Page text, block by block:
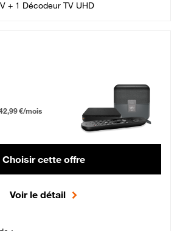
+ 1 Décodeur TV UHD
Fibre
12 mois puis 42,99 € par mois, Engagement 12 mois
€/mois
Choisir cette offre
Voir le détail